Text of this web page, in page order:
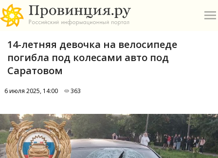
А
Б
П
14-летняя девочка на велосипеде
погибла под колесами авто под
Саратовом
6 июля 2025, 14:00 363